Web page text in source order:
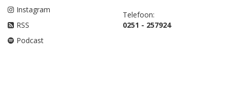
Instagram
RSS
Podcast
Telefoon:
0251 - 257924